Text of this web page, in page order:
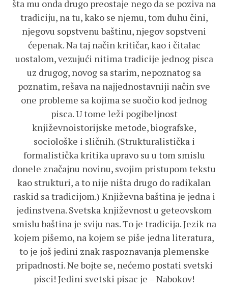
šta mu onda drugo preostaje nego da se poziva na
tradiciju, na tu, kako se njemu, tom duhu čini,
njegovu sopstvenu baštinu, njegov sopstveni
ćepenak. Na taj način kritičar, kao i čitalac
uostalom, vezujući nitima tradicije jednog pisca
uz drugog, novog sa starim, nepoznatog sa
poznatim, rešava na najjednostavniji način sve
one probleme sa kojima se suočio kod jednog
pisca. U tome leži pogibeljnost
književnoistorijske metode, biografske,
sociološke i sličnih. (Strukturalistička i
formalistička kritika upravo su u tom smislu
donele značajnu novinu, svojim pristupom tekstu
kao strukturi, a to nije ništa drugo do radikalan
raskid sa tradicijom.) Književna baština je jedna i
jedinstvena. Svetska književnost u geteovskom
smislu baština je sviju nas. To je tradicija. Jezik na
kojem pišemo, na kojem se piše jedna literatura,
to je još jedini znak raspoznavanja plemenske
pripadnosti. Ne bojte se, nećemo postati svetski
pisci! Jedini svetski pisac je – Nabokov!